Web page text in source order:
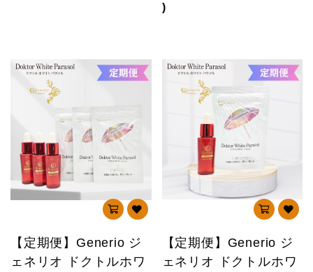
)
【定期便】Generio ジ
ェネリオ ドクトルホワ
【定期便】Generio ジ
ェネリオ ドクトルホワ